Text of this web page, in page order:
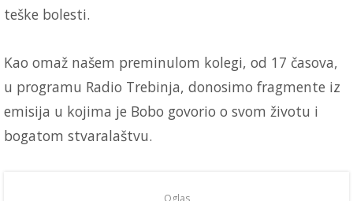
teške bolesti.
Kao omaž našem preminulom kolegi, od 17 časova,
u programu Radio Trebinja, donosimo fragmente iz
emisija u kojima je Bobo govorio o svom životu i
bogatom stvaralaštvu.
Oglas